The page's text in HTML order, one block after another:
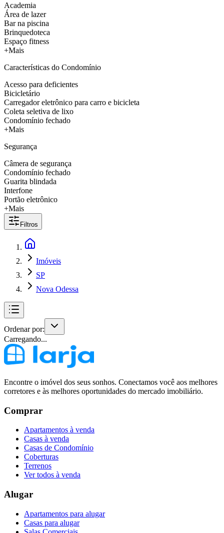
Academia
Área de lazer
Bar na piscina
Brinquedoteca
Espaço fitness
+Mais
Características do Condomínio
Acesso para deficientes
Bicicletário
Carregador eletrônico para carro e bicicleta
Coleta seletiva de lixo
Condomínio fechado
+Mais
Segurança
Câmera de segurança
Condomínio fechado
Guarita blindada
Interfone
Portão eletrônico
+Mais
Filtros
Imóveis
SP
Nova Odessa
Ordenar por:
Carregando...
Encontre o imóvel dos seus sonhos. Conectamos você aos melhores
corretores e às melhores oportunidades do mercado imobiliário.
Comprar
Apartamentos à venda
Casas à venda
Casas de Condomínio
Coberturas
Terrenos
Ver todos à venda
Alugar
Apartamentos para alugar
Casas para alugar